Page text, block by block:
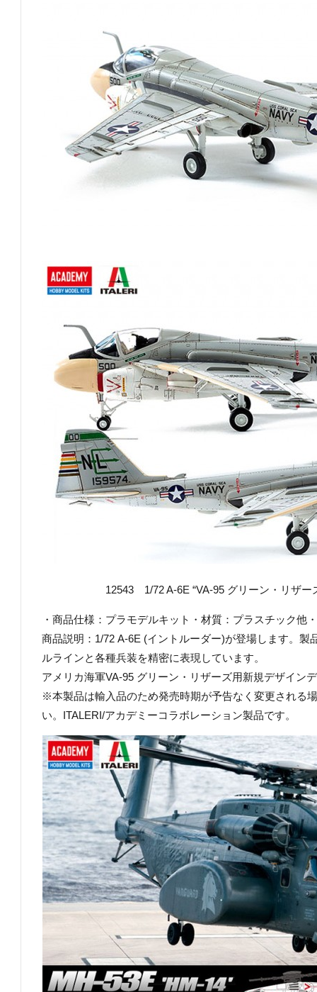
12543 1/72 A-6E “VA-95 グリーン・リザ
・商品仕様：プラモデルキット・材質：プラスチック他
商品説明：1/72 A-6E (イントルーダー)が登場します。製
ルラインと各種兵装を精密に表現しています。
アメリカ海軍VA-95 グリーン・リザーズ用新規デザイン
※本製品は輸入品のため発売時期が予告なく変更される
い。ITALERI/アカデミーコラボレーション製品です。